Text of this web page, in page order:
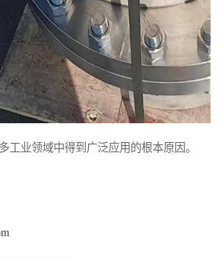
工业领域中得到广泛应用的根本原因。